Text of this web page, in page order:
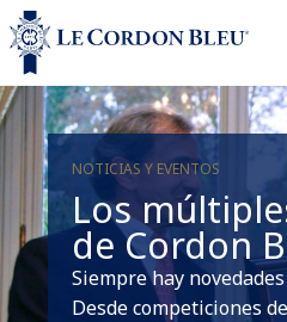
NOTICIAS Y EVENTOS
Los
de Cordon
Siempre hay
Desde competiciones